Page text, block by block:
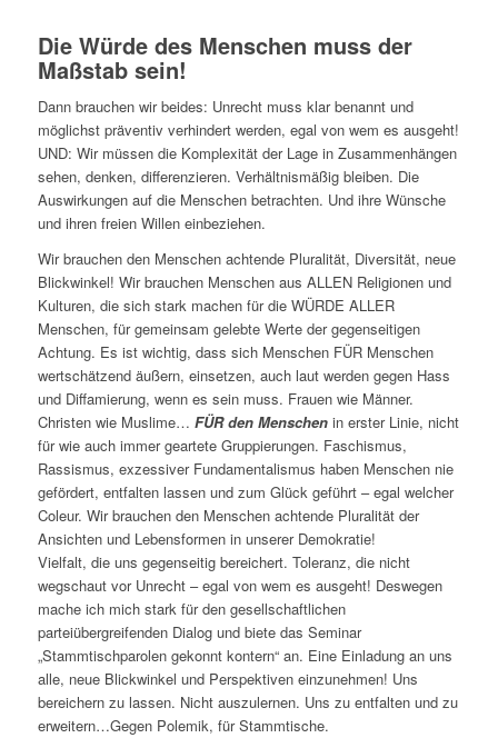
Die Würde des Menschen muss der
Maßstab sein!
Dann brauchen wir beides: Unrecht muss klar benannt und
möglichst präventiv verhindert werden, egal von wem es ausgeht!
UND: Wir müssen die Komplexität der Lage in Zusammenhängen
sehen, denken, differenzieren. Verhältnismäßig bleiben. Die
Auswirkungen auf die Menschen betrachten. Und ihre Wünsche
und ihren freien Willen einbeziehen.
Wir brauchen den Menschen achtende Pluralität, Diversität, neue
Blickwinkel! Wir brauchen Menschen aus ALLEN Religionen und
Kulturen, die sich stark machen für die WÜRDE ALLER
Menschen, für gemeinsam gelebte Werte der gegenseitigen
Achtung. Es ist wichtig, dass sich Menschen FÜR Menschen
wertschätzend äußern, einsetzen, auch laut werden gegen Hass
und Diffamierung, wenn es sein muss. Frauen wie Männer.
Christen wie Muslime… FÜR den Menschenin erster Linie, nicht
für wie auch immer geartete Gruppierungen. Faschismus,
Rassismus, exzessiver Fundamentalismus haben Menschen nie
gefördert, entfalten lassen und zum Glück geführt – egal welcher
Coleur. Wir brauchen den Menschen achtende Pluralität der
Ansichten und Lebensformen in unserer Demokratie!
Vielfalt, die uns gegenseitig bereichert. Toleranz, die nicht
wegschaut vor Unrecht – egal von wem es ausgeht! Deswegen
mache ich mich stark für den gesellschaftlichen
parteiübergreifenden Dialog und biete das Seminar
„Stammtischparolen gekonnt kontern“ an. Eine Einladung an uns
alle, neue Blickwinkel und Perspektiven einzunehmen! Uns
bereichern zu lassen. Nicht auszulernen. Uns zu entfalten und zu
erweitern…Gegen Polemik, für Stammtische.